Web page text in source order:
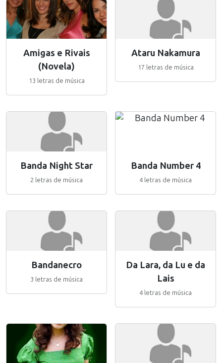
Amigas e Rivais
(Novela)
13 letras de música
Ataru Nakamura
17 letras de música
Banda Night Star
2 letras de música
Banda Number 4
4 letras de música
Bandanecro
3 letras de música
Da Lara, da Lu e da
Lais
4 letras de música